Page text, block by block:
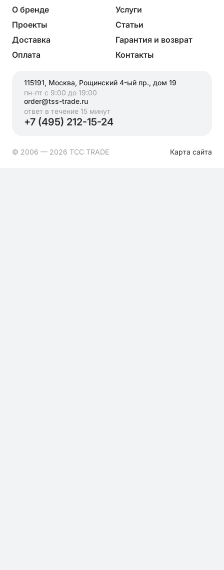
О бренде
Услуги
Проекты
Статьи
Доставка
Гарантия и возврат
Оплата
Контакты
115191, Москва, Рощинский 4-ый пр., дом 19
пн-пт с 9:00 до 19:00
order@tss-trade.ru
ответ в течение 15 минут
+7 (495) 212-15-24
© 2006 — 2026 ТСС TRADE Карта сайта